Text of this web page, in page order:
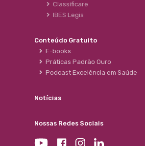
Classificare
IBES Legis
Conteúdo Gratuito
E-books
Práticas Padrão Ouro
Podcast Excelência em Saúde
Notícias
Nossas Redes Sociais